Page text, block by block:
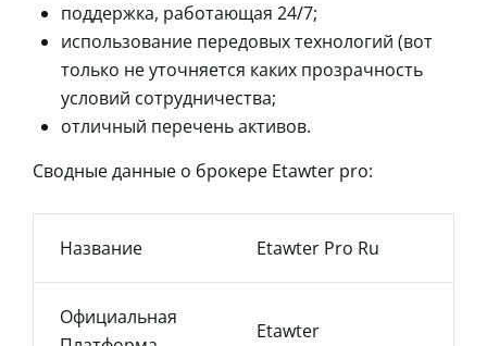
поддержка, работающая 24/7;
использование передовых технологий (вот
только не уточняется каких прозрачность
условий сотрудничества;
отличный перечень активов.
Сводные данные о брокере Etawter pro:
Название Etawter Pro Ru
Официальная
Etawter